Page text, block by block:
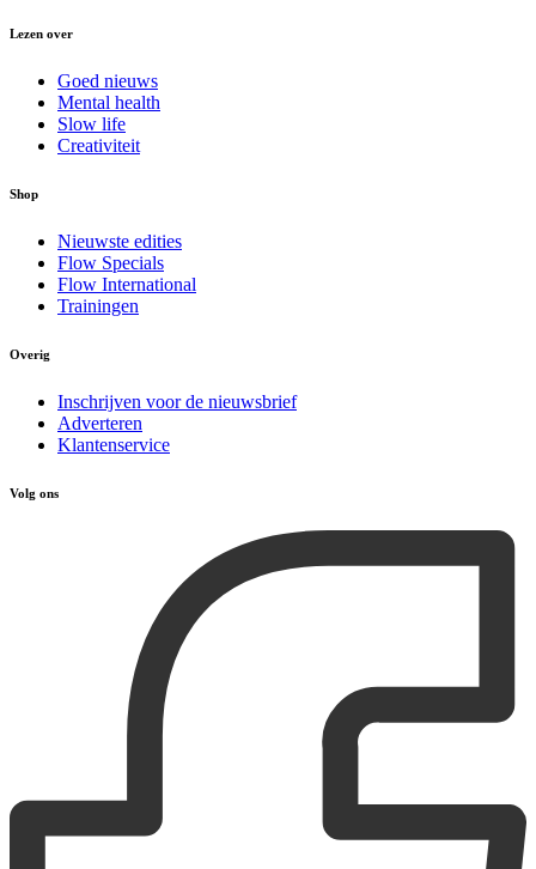
Lezen over
Goed nieuws
Mental health
Slow life
Creativiteit
Shop
Nieuwste edities
Flow Specials
Flow International
Trainingen
Overig
Inschrijven voor de nieuwsbrief
Adverteren
Klantenservice
Volg ons